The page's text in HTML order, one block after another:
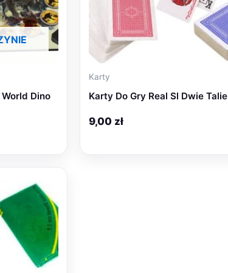
Dino
Karty
Karty Do Gry Real Sl Dwie Talie
9,00 zł